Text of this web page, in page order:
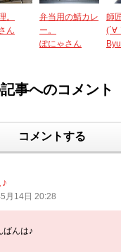
。
ん
弁当用の鯖カレ
ー。
ぽにゃさん
師
(´∀
事へのコメント
コメントする
月14日 20:28
ばんは♪